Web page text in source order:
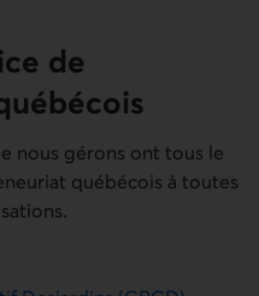
de
nous gérons ont tous le
québécois à toutes